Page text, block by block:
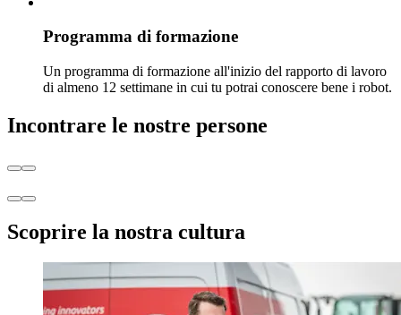
Programma di formazione
Un programma di formazione all'inizio del rapporto di lavoro
di almeno 12 settimane in cui tu potrai conoscere bene i robot.
Incontrare le nostre persone
Scoprire la nostra cultura